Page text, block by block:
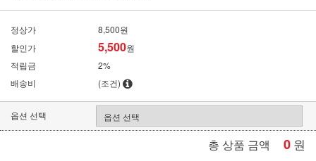
정상가
8,500원
할인가
5,500원
적립금
2%
배송비
(조건)
옵션 선택
총 상품 금액 0 원